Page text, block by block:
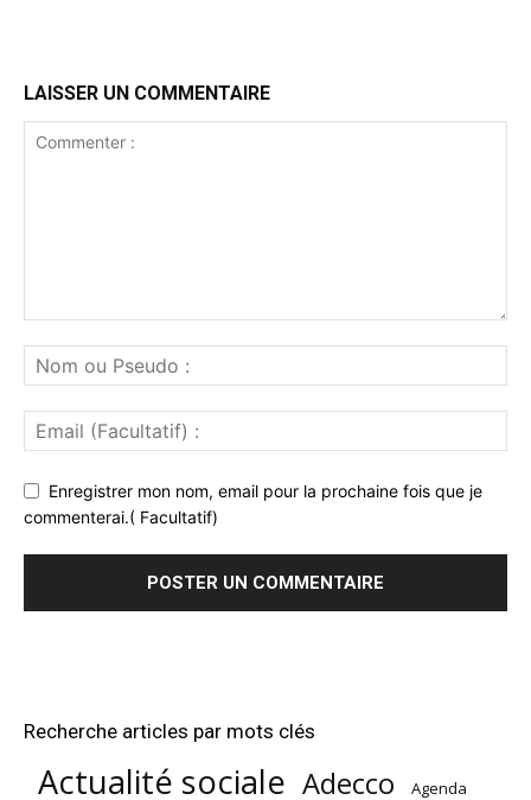
LAISSER UN COMMENTAIRE
Enregistrer mon nom, email pour la prochaine fois que je
commenterai.( Facultatif)
Recherche articles par mots clés
Actualité sociale Adecco Agenda